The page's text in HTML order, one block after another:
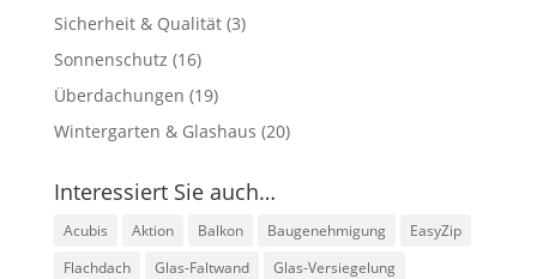
Sicherheit & Qualität(3)
Sonnenschutz (16)
Überdachungen (19)
Wintergarten & Glashaus (20)
Interessiert Sie auch…
Acubis Aktion Balkon Baugenehmigung
EasyZip
Flachdach
Glas-Faltwand
Glas-Versiegelung